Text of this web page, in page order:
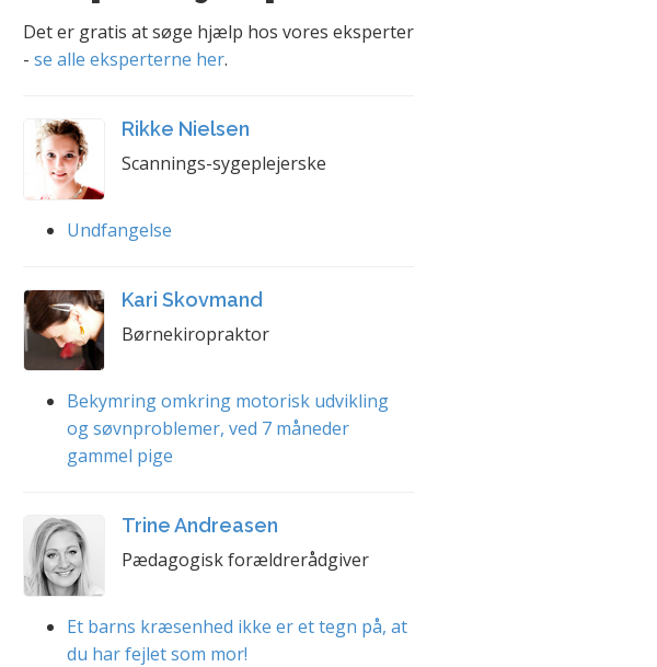
Det er gratis at søge hjælp hos vores eksperter
- se alle eksperterne her.
Rikke Nielsen
Scannings-sygeplejerske
Undfangelse
Kari Skovmand
Børnekiropraktor
Bekymring omkring motorisk udvikling
og søvnproblemer, ved 7 måneder
gammel pige
Trine Andreasen
Pædagogisk forældrerådgiver
Et barns kræsenhed ikke er et tegn på, at
du har fejlet som mor!